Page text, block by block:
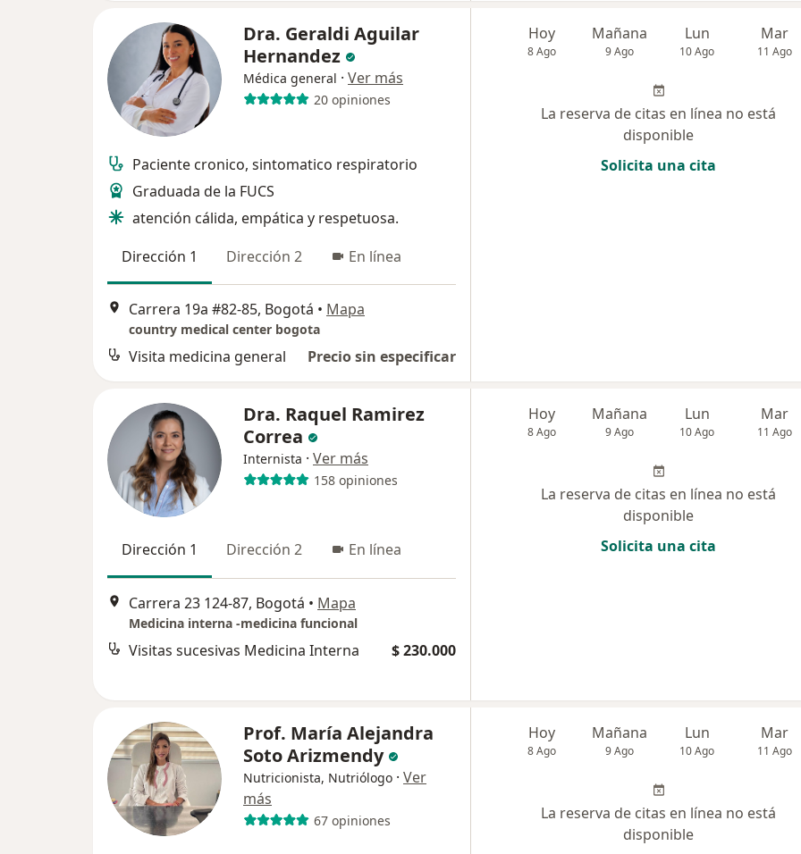
Dra. Geraldi Aguilar
Hernandez
Médica general · Ver más
20 opiniones
Paciente cronico, sintomatico respiratorio
Graduada de la FUCS
atención cálida, empática y respetuosa.
Dirección 1
Dirección 2 En línea
Carrera 19a #82-85, Bogotá • Mapa
country medical center bogota
Visita medicina general Precio sin especificar
Hoy
8 Ago
Mañana
9 Ago
Lun
10 Ago
Mar
11 Ago
La reserva de citas en línea no está
disponible
Solicita una cita
Dra. Raquel Ramirez
Correa
Internista · Ver más
158 opiniones
Dirección 1 Dirección 2 En línea
Carrera 23 124-87, Bogotá • Mapa
Medicina interna -medicina funcional
Visitas sucesivas Medicina Interna $ 230.000
Hoy
8 Ago
Mañana
9 Ago
Lun
10 Ago
Mar
11 Ago
La reserva de citas en línea no está
disponible
Solicita una cita
Prof. María Alejandra
Soto Arizmendy
Nutricionista, Nutriólogo · Ver
más
67 opiniones
Hoy
8 Ago
Mañana
9 Ago
Lun
10 Ago
Mar
11 Ago
La reserva de citas en línea no está
disponible